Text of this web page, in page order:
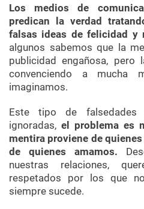
Los medios de
predican la verdad
falsas ideas de felicidad y
algunos sabemos que la
publicidad engañosa, pero
convenciendo a
imaginamos.
Este tipo de falsedades
ignoradas, el problema es
mentira proviene de
de quienes amamos.
nuestras relaciones,
respetados por los que
siempre sucede.